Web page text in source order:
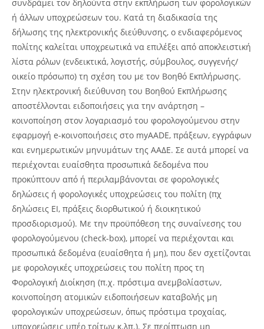
συνδράμει τον δηλούντα στην εκπλήρωση των φορολογικών
ή άλλων υποχρεώσεων του. Κατά τη διαδικασία της
δήλωσης της ηλεκτρονικής διεύθυνσης, ο ενδιαφερόμενος
πολίτης καλείται υποχρεωτικά να επιλέξει από αποκλειστική
λίστα ρόλων (ενδεικτικά, λογιστής, σύμβουλος, συγγενής/
οικείο πρόσωπο) τη σχέση του με τον Βοηθό Εκπλήρωσης.
Στην ηλεκτρονική διεύθυνση του Βοηθού Εκπλήρωσης
αποστέλλονται ειδοποιήσεις για την ανάρτηση –
κοινοποίηση στον λογαριασμό του φορολογούμενου στην
εφαρμογή e-κοινοποιήσεις στο myAADE, πράξεων, εγγράφων
και ενημερωτικών μηνυμάτων της ΑΑΔΕ. Σε αυτά μπορεί να
περιέχονται ευαίσθητα προσωπικά δεδομένα που
προκύπτουν από ή περιλαμβάνονται σε φορολογικές
δηλώσεις ή φορολογικές υποχρεώσεις του πολίτη (πχ
δηλώσεις ΕΙ, πράξεις διορθωτικού ή διοικητικού
προσδιορισμού). Με την προϋπόθεση της συναίνεσης του
φορολογούμενου (check-box), μπορεί να περιέχονται και
προσωπικά δεδομένα (ευαίσθητα ή μη), που δεν σχετίζονται
με φορολογικές υποχρεώσεις του πολίτη προς τη
Φορολογική Διοίκηση (π.χ. πρόστιμα ανεμβολίαστων,
κοινοποίηση ατομικών ειδοποιήσεων καταβολής μη
φορολογικών υποχρεώσεων, όπως πρόστιμα τροχαίας,
υποχρεώσεις υπέρ τρίτων κ.λπ.). Σε περίπτωση μη